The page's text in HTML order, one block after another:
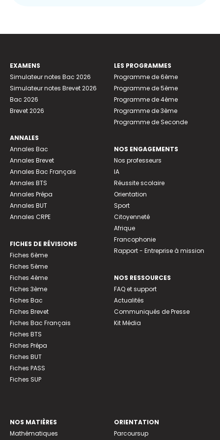
EXAMENS
Simulateur notes Bac 2026
Simulateur notes Brevet 2026
Bac 2026
Brevet 2026
ANNALES
Annales Bac
Annales Brevet
Annales Bac Français
Annales BTS
Annales Prépa
Annales BUT
Annales CRPE
FICHES DE RÉVISIONS
Fiches 6ème
Fiches 5ème
Fiches 4ème
Fiches 3ème
Fiches Bac
Fiches Brevet
Fiches Bac Français
Fiches BTS
Fiches Prépa
Fiches BUT
Fiches PASS
Fiches SUP
LES PROGRAMMES
Programme de 6ème
Programme de 5ème
Programme de 4ème
Programme de 3ème
Programme de Seconde
NOS ENGAGEMENTS
Nos professeurs
IA
Réussite scolaire
Orientation
Sport
Citoyenneté
Afrique
Francophonie
Rapport - Entreprise à mission
NOS RESSOURCES
FAQ et support
Actualités
Communiqués de Presse
Kit Média
NOS MATIÈRES
Mathématiques
ORIENTATION
Parcoursup